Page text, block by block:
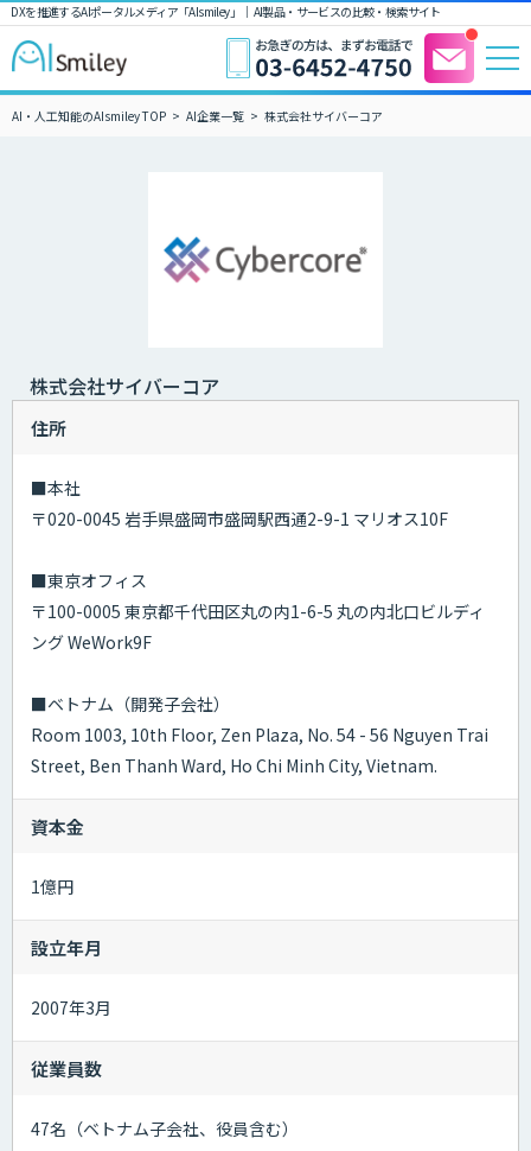
DXを推進するAIポータルメディア「AIsmiley」｜ AI製品・サービスの比較・検索サイト
AI・人工知能のAIsmiley TOP AI企業一覧 株式会社サイバーコア
株式会社サイバーコア
住所
■本社
〒020-0045 岩手県盛岡市盛岡駅西通2-9-1 マリオス10F
■東京オフィス
〒100-0005 東京都千代田区丸の内1-6-5 丸の内北口ビルディ
ング WeWork9F
■ベトナム（開発子会社）
Room 1003, 10th Floor, Zen Plaza, No. 54 - 56 Nguyen Trai
Street, Ben Thanh Ward, Ho Chi Minh City, Vietnam.
資本金
1億円
設立年月
2007年3月
従業員数
47名（ベトナム子会社、役員含む）